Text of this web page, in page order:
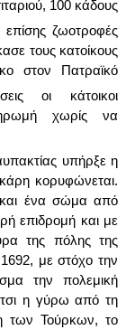
100 κάδους
ζωοτροφές
τους κατοίκους
στον Πατραϊκό
οι κάτοικοι
χωρίς να
υπήρξε η
κορυφώνεται.
ένα σώμα από
επιδρομή και με
της πόλης της
με στόχο την
την πολεμική
η γύρω από τη
των Τούρκων, το